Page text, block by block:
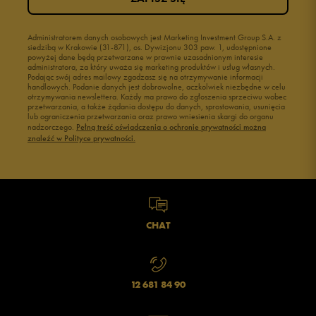
Administratorem danych osobowych jest Marketing Investment Group S.A. z
siedzibą w Krakowie (31-871), os. Dywizjonu 303 paw. 1, udostępnione
powyżej dane będą przetwarzane w prawnie uzasadnionym interesie
administratora, za który uważa się marketing produktów i usług własnych.
Podając swój adres mailowy zgadzasz się na otrzymywanie informacji
handlowych. Podanie danych jest dobrowolne, aczkolwiek niezbędne w celu
otrzymywania newslettera. Każdy ma prawo do zgłoszenia sprzeciwu wobec
przetwarzania, a także żądania dostępu do danych, sprostowania, usunięcia
lub ograniczenia przetwarzania oraz prawo wniesienia skargi do organu
nadzorczego. Pełną treść oświadczenia o ochronie prywatności można
znaleźć w Polityce prywatności.
CHAT
12 681 84 90